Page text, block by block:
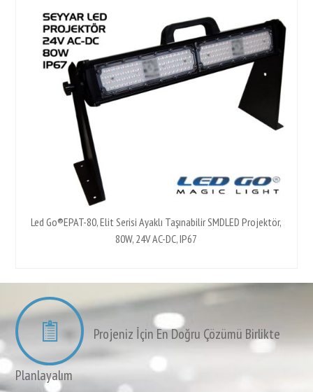
Led Go®EPAT-80, Elit Serisi Ayaklı Taşınabilir SMDLED Projektör,
80W, 24V AC-DC, IP67
Projeniz İçin En Doğru Çözümü Birlikte
Planlayalım